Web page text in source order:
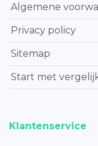
Algemene
Privacy policy
Sitemap
Start met
Klantenservice